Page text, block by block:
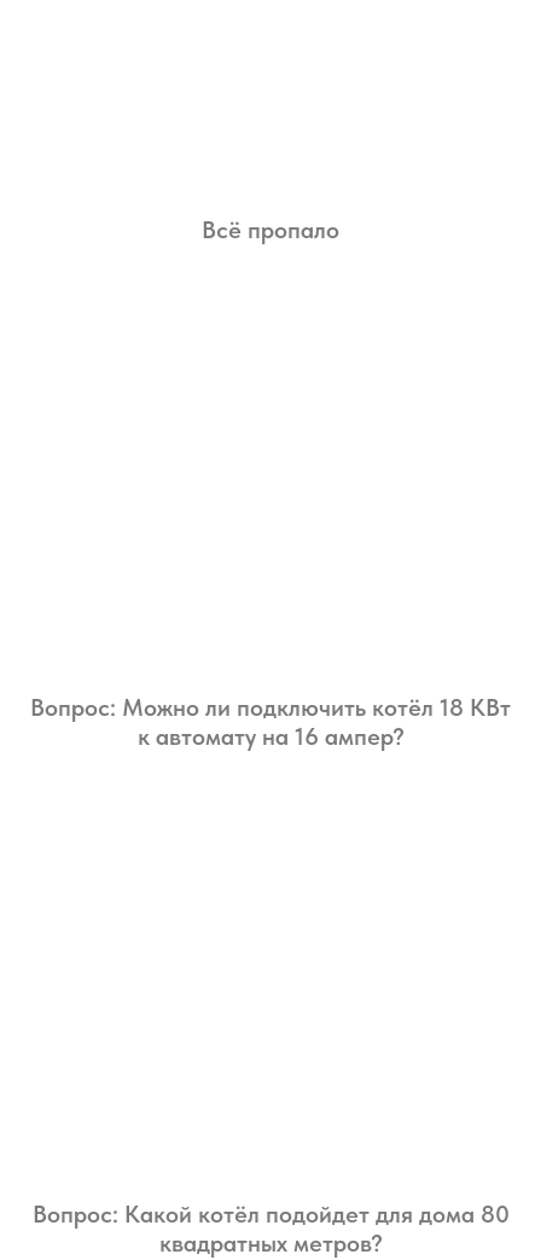
Всё пропало
Вопрос: Можно ли подключить котёл 18 КВт
к автомату на 16 ампер?
Вопрос: Какой котёл подойдет для дома 80
квадратных метров?